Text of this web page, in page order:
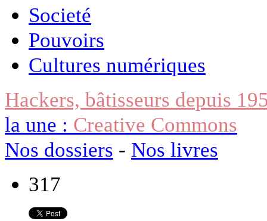
Societé
Pouvoirs
Cultures numériques
Hackers, bâtisseurs depuis
la une : Creative Commons
Nos dossiers - Nos livres
317